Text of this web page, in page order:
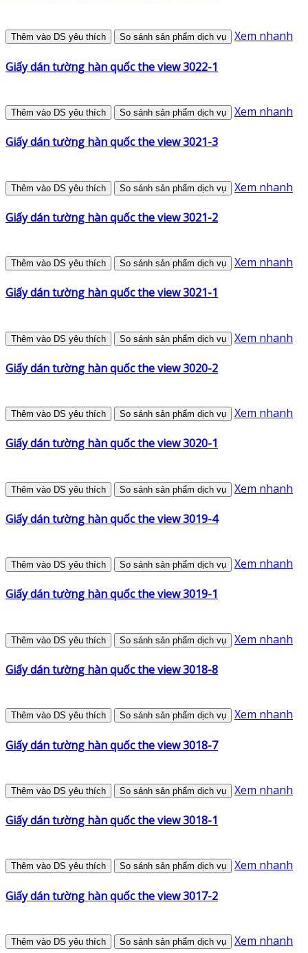
Thêm vào DS yêu thích So sánh sản phẩm dịch vụ Xem nhanh
Giấy dán tường hàn quốc the view 3022-1
Thêm vào DS yêu thích So sánh sản phẩm dịch vụ Xem nhanh
Giấy dán tường hàn quốc the view 3021-3
Thêm vào DS yêu thích So sánh sản phẩm dịch vụ Xem nhanh
Giấy dán tường hàn quốc the view 3021-2
Thêm vào DS yêu thích So sánh sản phẩm dịch vụ Xem nhanh
Giấy dán tường hàn quốc the view 3021-1
Thêm vào DS yêu thích So sánh sản phẩm dịch vụ Xem nhanh
Giấy dán tường hàn quốc the view 3020-2
Thêm vào DS yêu thích So sánh sản phẩm dịch vụ Xem nhanh
Giấy dán tường hàn quốc the view 3020-1
Thêm vào DS yêu thích So sánh sản phẩm dịch vụ Xem nhanh
Giấy dán tường hàn quốc the view 3019-4
Thêm vào DS yêu thích So sánh sản phẩm dịch vụ Xem nhanh
Giấy dán tường hàn quốc the view 3019-1
Thêm vào DS yêu thích So sánh sản phẩm dịch vụ Xem nhanh
Giấy dán tường hàn quốc the view 3018-8
Thêm vào DS yêu thích So sánh sản phẩm dịch vụ Xem nhanh
Giấy dán tường hàn quốc the view 3018-7
Thêm vào DS yêu thích So sánh sản phẩm dịch vụ Xem nhanh
Giấy dán tường hàn quốc the view 3018-1
Thêm vào DS yêu thích So sánh sản phẩm dịch vụ Xem nhanh
Giấy dán tường hàn quốc the view 3017-2
Thêm vào DS yêu thích So sánh sản phẩm dịch vụ Xem nhanh